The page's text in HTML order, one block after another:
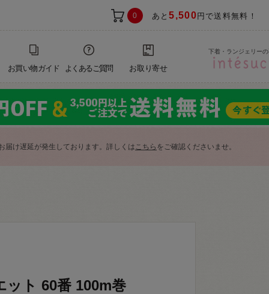
0 あと5,500 円で送料無料！
お買い物ガイド よくあるご質問 お取り寄せ
下着・ランジェリー
届け遅延が発生しております。詳しくはこちら をご確認くださいませ。
ット 60番 100m巻